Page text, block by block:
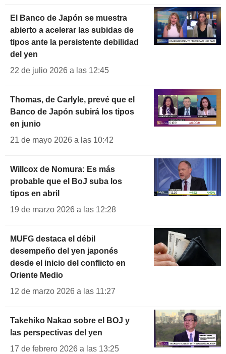
El Banco de Japón se muestra
abierto a acelerar las subidas de
tipos ante la persistente debilidad
del yen
22 de julio 2026 a las 12:45
Thomas, de Carlyle, prevé que el
Banco de Japón subirá los tipos
en junio
21 de mayo 2026 a las 10:42
Willcox de Nomura: Es más
probable que el BoJ suba los
tipos en abril
19 de marzo 2026 a las 12:28
MUFG destaca el débil
desempeño del yen japonés
desde el inicio del conflicto en
Oriente Medio
12 de marzo 2026 a las 11:27
Takehiko Nakao sobre el BOJ y
las perspectivas del yen
17 de febrero 2026 a las 13:25